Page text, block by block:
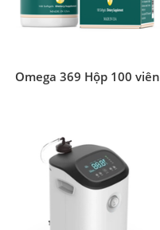
Omega 369 Hộp 100 viên